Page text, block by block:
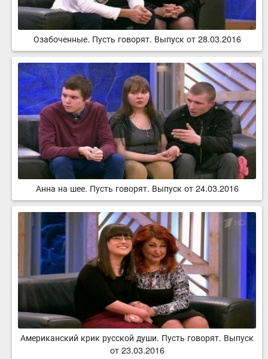
Озабоченные. Пусть говорят. Выпуск от 28.03.2016
Анна на шее. Пусть говорят. Выпуск от 24.03.2016
Американский крик русской души. Пусть говорят. Выпуск
от 23.03.2016